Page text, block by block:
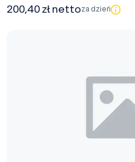
200,40 zł nettoza dzień